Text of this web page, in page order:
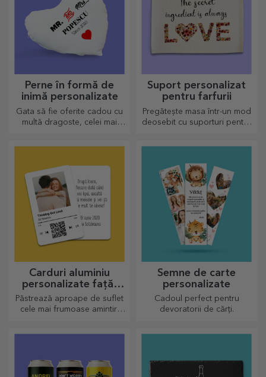
Perne în formă de
inimă personalizate
Gata să fie oferite cadou cu
multă dragoste, celei mai
Suport personalizat
pentru farfurii
Pregătește masa într-un mod
deosebit cu suporturi pentru
Carduri aluminiu
personalizate față-
verso
Păstrează aproape de suflet
cele mai frumoase amintiri
Semne de carte
personalizate
Cadoul perfect pentru
devoratorii de cărți.